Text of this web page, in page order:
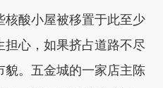
酸小屋被移置于此至少
心，如果挤占道路不尽
貌。五金城的一家店主陈